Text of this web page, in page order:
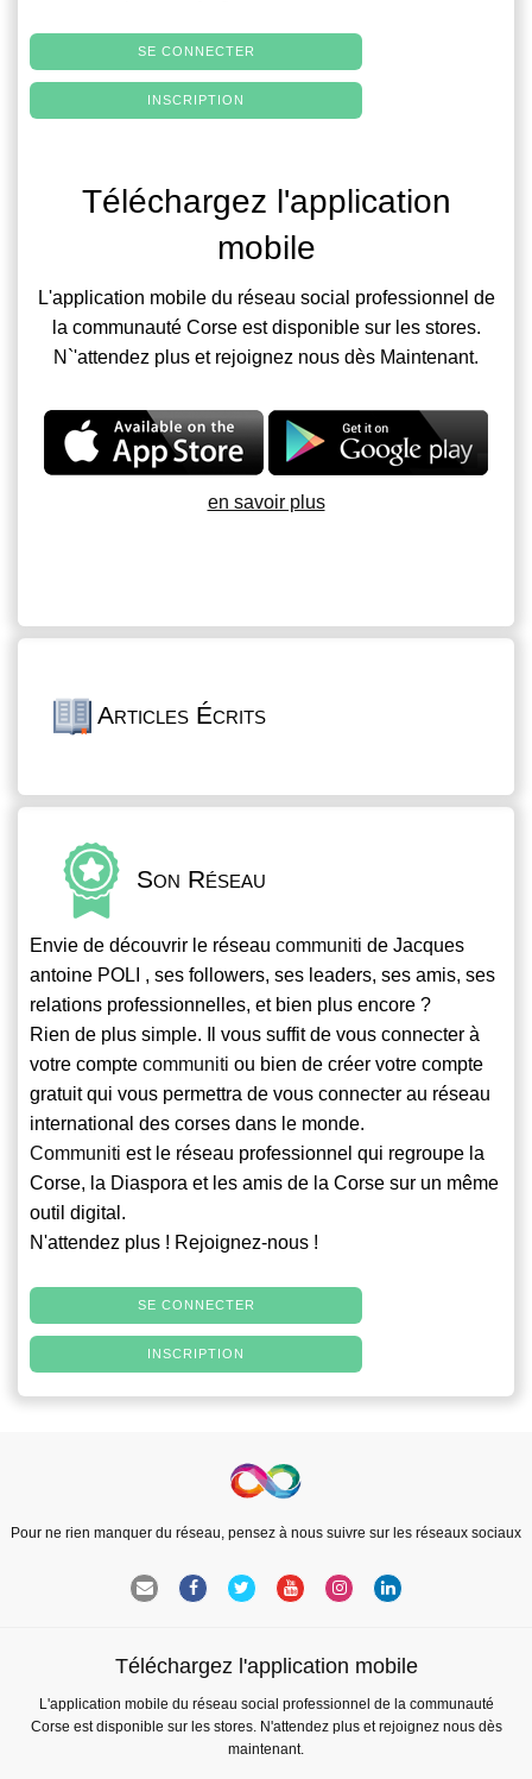
SE CONNECTER
INSCRIPTION
Téléchargez l'application
mobile
L'application mobile du réseau social professionnel de
la communauté Corse est disponible sur les stores.
N`'attendez plus et rejoignez nous dès Maintenant.
en savoir plus
Articles Écrits
Son Réseau
Envie de découvrir le réseau communiti de Jacques
antoine POLI , ses followers, ses leaders, ses amis, ses
relations professionnelles, et bien plus encore ?
Rien de plus simple. Il vous suffit de vous connecter à
votre compte communiti ou bien de créer votre compte
gratuit qui vous permettra de vous connecter au réseau
international des corses dans le monde.
Communiti est le réseau professionnel qui regroupe la
Corse, la Diaspora et les amis de la Corse sur un même
outil digital.
N'attendez plus ! Rejoignez-nous !
SE CONNECTER
INSCRIPTION
Pour ne rien manquer du réseau, pensez à nous suivre sur les réseaux sociaux
Téléchargez l'application mobile
L'application mobile du réseau social professionnel de la communauté
Corse est disponible sur les stores. N'attendez plus et rejoignez nous dès
maintenant.